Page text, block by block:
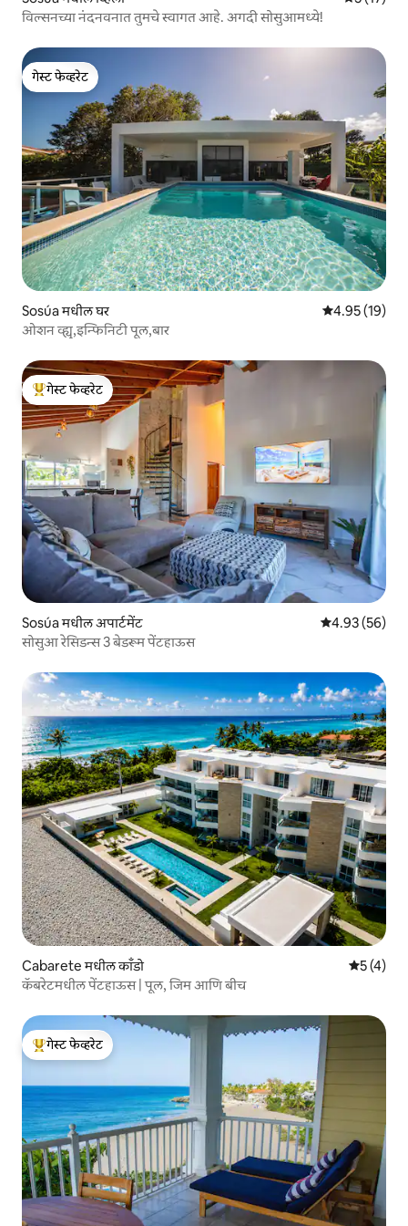
विल्सनच्या नंदनवनात तुमचे स्वागत आहे. अगदी सोसुआमध्ये!
गेस्ट फेव्हरेट
गेस्ट फेव्हरेट
Sosúa मधील घर 5 पैकी 4.95
4.95 (19)
ओशन व्ह्यू,इन्फिनिटी पूल,बार
टॉप गेस्ट फेव्हरेट
गेस्ट फेव्हरेट
Sosúa मधील अपार्टमेंट 5 पैकी 4.93
4.93 (56)
सोसुआ रेसिडन्स 3 बेडरूम पेंटहाऊस
Cabarete मधील काँडो 5 पैकी 5
5 (4)
कॅबरेटमधील पेंटहाऊस | पूल, जिम आणि बीच
टॉप गेस्ट फेव्हरेट
गेस्ट फेव्हरेट